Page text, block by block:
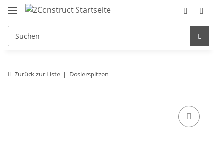
Zurück zur Liste Dosierspitzen